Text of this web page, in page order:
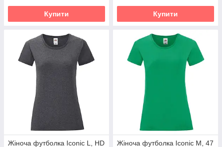
Купити Купити
Жіноча футболка Iconic L, HD
Жіноча футболка Iconic M, 47